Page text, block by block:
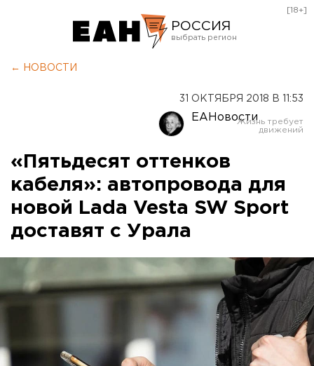
РОССИЯ
Оренбург
[18+]
← НОВОСТИ
31 ОКТЯБРЯ 2018 В 11:53
ЕАНовости
«Пятьдесят оттенков
кабеля»: автопровода для
новой Lada Vesta SW Sport
доставят с Урала